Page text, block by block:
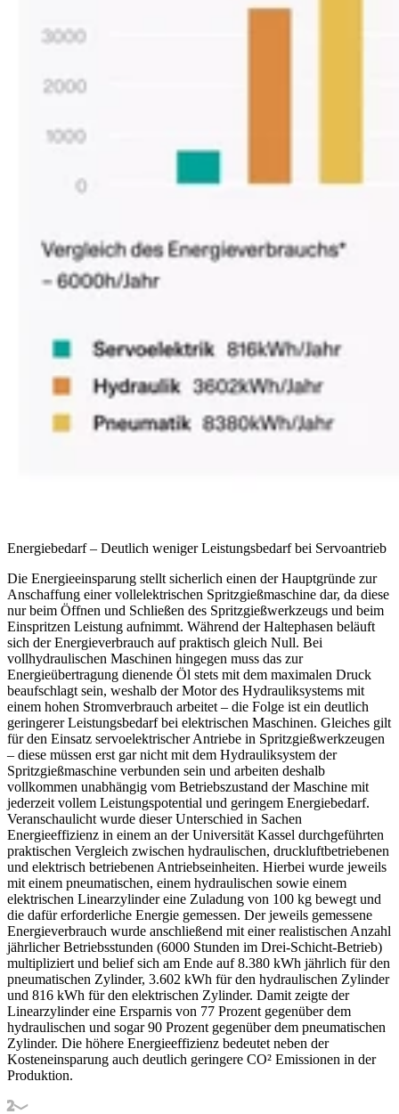
Energiebedarf – Deutlich weniger Leistungsbedarf bei Servoantrieb
Die Energieeinsparung stellt sicherlich einen der Hauptgründe zur
Anschaffung einer vollelektrischen Spritzgießmaschine dar, da diese
nur beim Öffnen und Schließen des Spritzgießwerkzeugs und beim
Einspritzen Leistung aufnimmt. Während der Haltephasen beläuft
sich der Energieverbrauch auf praktisch gleich Null. Bei
vollhydraulischen Maschinen hingegen muss das zur
Energieübertragung dienende Öl stets mit dem maximalen Druck
beaufschlagt sein, weshalb der Motor des Hydrauliksystems mit
einem hohen Stromverbrauch arbeitet – die Folge ist ein deutlich
geringerer Leistungsbedarf bei elektrischen Maschinen. Gleiches gilt
für den Einsatz servoelektrischer Antriebe in Spritzgießwerkzeugen
– diese müssen erst gar nicht mit dem Hydrauliksystem der
Spritzgießmaschine verbunden sein und arbeiten deshalb
vollkommen unabhängig vom Betriebszustand der Maschine mit
jederzeit vollem Leistungspotential und geringem Energiebedarf.
Veranschaulicht wurde dieser Unterschied in Sachen
Energieeffizienz in einem an der Universität Kassel durchgeführten
praktischen Vergleich zwischen hydraulischen, druckluftbetriebenen
und elektrisch betriebenen Antriebseinheiten. Hierbei wurde jeweils
mit einem pneumatischen, einem hydraulischen sowie einem
elektrischen Linearzylinder eine Zuladung von 100 kg bewegt und
die dafür erforderliche Energie gemessen. Der jeweils gemessene
Energieverbrauch wurde anschließend mit einer realistischen Anzahl
jährlicher Betriebsstunden (6000 Stunden im Drei-Schicht-Betrieb)
multipliziert und belief sich am Ende auf 8.380 kWh jährlich für den
pneumatischen Zylinder, 3.602 kWh für den hydraulischen Zylinder
und 816 kWh für den elektrischen Zylinder. Damit zeigte der
Linearzylinder eine Ersparnis von 77 Prozent gegenüber dem
hydraulischen und sogar 90 Prozent gegenüber dem pneumatischen
Zylinder. Die höhere Energieeffizienz bedeutet neben der
Kosteneinsparung auch deutlich geringere CO² Emissionen in der
Produktion.
2